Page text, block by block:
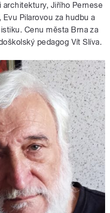
architektury, Jiřího Pernese
Pilarovou za hudbu a
Cenu města Brna za
pedagog Vít Slíva.